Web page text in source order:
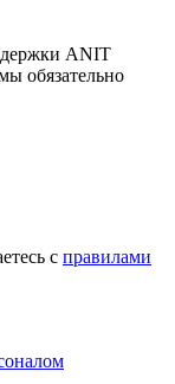
ANIT
обязательно
с правилами